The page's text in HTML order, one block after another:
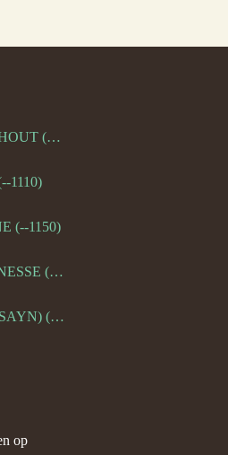
Doede Van VOORHOUT (Van FORNEHOLT) (--1101)
1110)
(--1150)
Diederik Van RENNESSE (--1144)
Dirk I Van SEYN (SAYN) (--1120)
op